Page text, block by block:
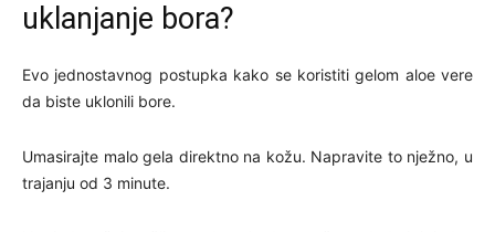
uklanjanje bora?
Evo jednostavnog postupka kako se koristiti gelom aloe vere
da biste uklonili bore.
Umasirajte malo gela direktno na kožu. Napravite to nježno, u
trajanju od 3 minute.